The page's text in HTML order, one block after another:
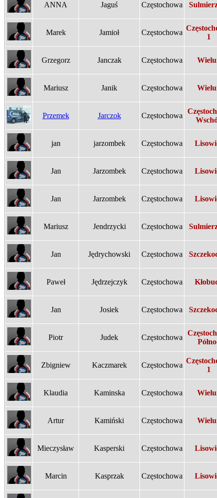
ANNA Jaguś Częstochowa
Marek Jamioł Częstochowa
1
Grzegorz Janczak Częstochowa
Mariusz Janik Częstochowa
Przemek Jarczok Częstochowa
jan jarzombek Częstochowa
Jan Jarzombek Częstochowa
Jan Jarzombek Częstochowa
Mariusz Jendrzycki Częstochowa
Jan Jędrychowski Częstochowa
Paweł Jędrzejczyk Częstochowa
Jan Josiek Częstochowa
Piotr Judek Częstochowa
Zbigniew Kaczmarek Częstochowa
1
Klaudia Kaminska Częstochowa
Artur Kamiński Częstochowa
Mieczysław Kasperski Częstochowa
Marcin Kasprzak Częstochowa